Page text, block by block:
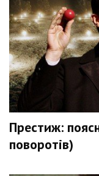
Престиж:
поворотів)